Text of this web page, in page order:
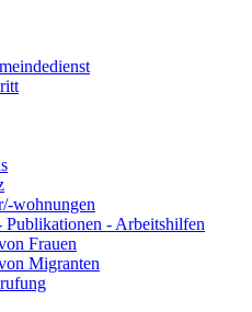
wohnungen
- Arbeitshilfen
Frauen
Migranten